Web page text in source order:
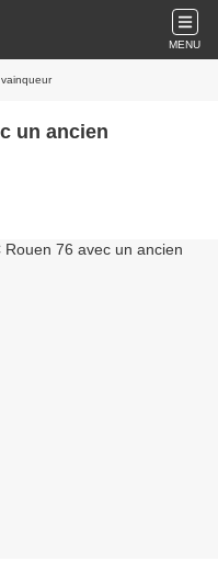
MENU
un ancien